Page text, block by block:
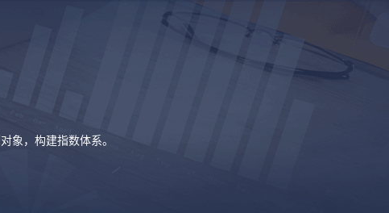
象，构建指数体系。